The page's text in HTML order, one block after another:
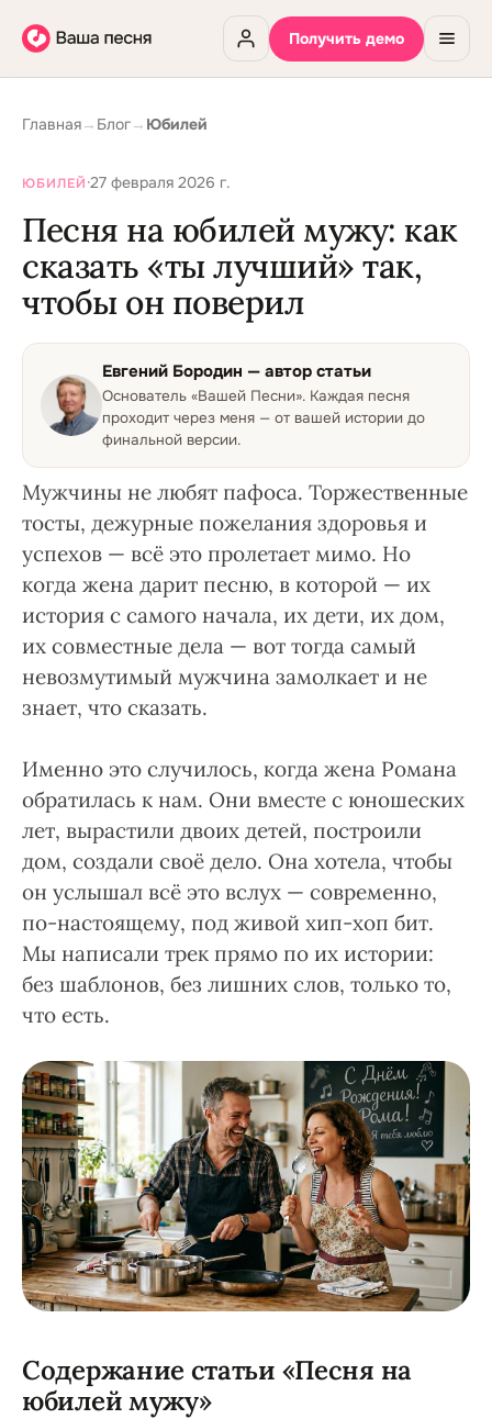
Получить демо
Главная→ Блог→ Юбилей
ЮБИЛЕЙ·27 февраля 2026 г.
Песня на юбилей мужу: как
сказать «ты лучший» так,
чтобы он поверил
Евгений Бородин — автор статьи
Основатель «Вашей Песни». Каждая песня
проходит через меня — от вашей истории до
финальной версии.
Мужчины не любят пафоса. Торжественные
тосты, дежурные пожелания здоровья и
успехов — всё это пролетает мимо. Но
когда жена дарит песню, в которой — их
история с самого начала, их дети, их дом,
их совместные дела — вот тогда самый
невозмутимый мужчина замолкает и не
знает, что сказать.
Именно это случилось, когда жена Романа
обратилась к нам. Они вместе с юношеских
лет, вырастили двоих детей, построили
дом, создали своё дело. Она хотела, чтобы
он услышал всё это вслух — современно,
по-настоящему, под живой хип-хоп бит.
Мы написали трек прямо по их истории:
без шаблонов, без лишних слов, только то,
что есть.
Содержание статьи «Песня на
юбилей мужу»